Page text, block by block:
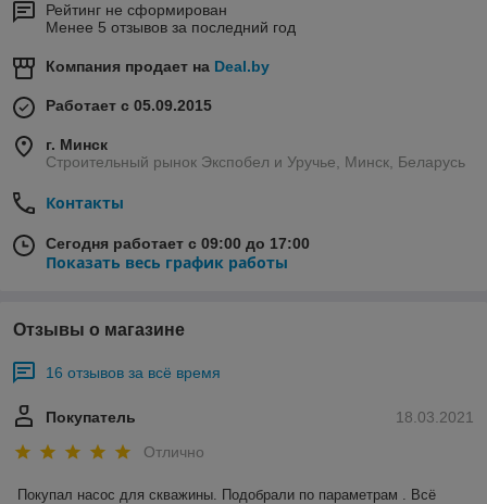
Рейтинг не сформирован
Менее 5 отзывов за последний год
Компания продает на Deal.by
Работает с 05.09.2015
г. Минск
Строительный рынок Экспобел и Уручье, Минск, Беларусь
Контакты
Сегодня работает с 09:00 до 17:00
Показать весь график работы
Отзывы о магазине
16 отзывов за всё время
18.03.2021
Покупатель
Отлично
Покупал насос для скважины. Подобрали по параметрам . Всё